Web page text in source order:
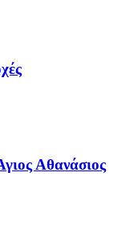
Αθανάσιος